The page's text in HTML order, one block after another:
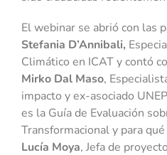
El webinar se abrió con las
Stefania D’Annibali,
Climático en ICAT y contó
Mirko Dal Maso,
impacto y ex-asociado
es la Guía de Evaluación
Transformacional y para
Lucía Moya, Jefa de